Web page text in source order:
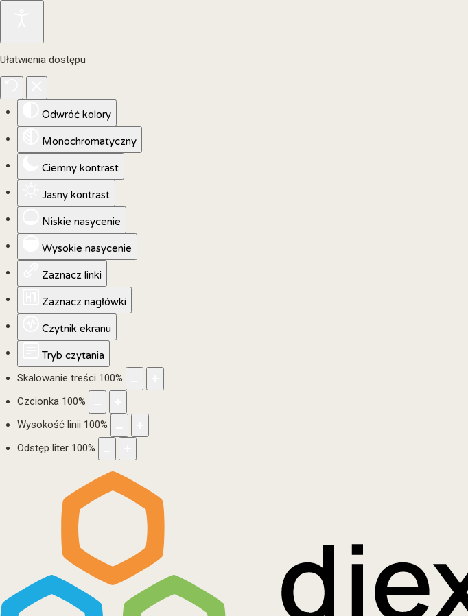
Ułatwienia dostępu
Odwróć kolory
Monochromatyczny
Ciemny kontrast
Jasny kontrast
Niskie nasycenie
Wysokie nasycenie
Zaznacz linki
Zaznacz nagłówki
Czytnik ekranu
Tryb czytania
Skalowanie treści 100%
Czcionka 100%
Wysokość linii 100%
Odstęp liter 100%